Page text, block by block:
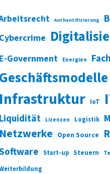
Authentifizierung
Cybercrime
E-Government Energien
Geschäftsmodelle
Infrastruktur IoT
Liquidität Lizenzen Logistik
Netzwerke Open Source
Start-up Steuern